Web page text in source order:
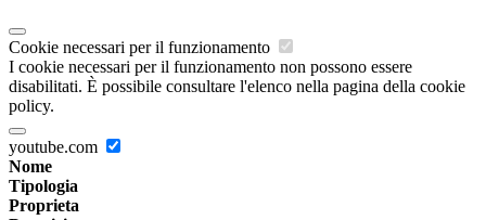
Cookie necessari per il funzionamento
I cookie necessari per il funzionamento non possono essere
disabilitati. È possibile consultare l'elenco nella pagina della cookie
policy.
youtube.com
Nome
Tipologia
Proprieta